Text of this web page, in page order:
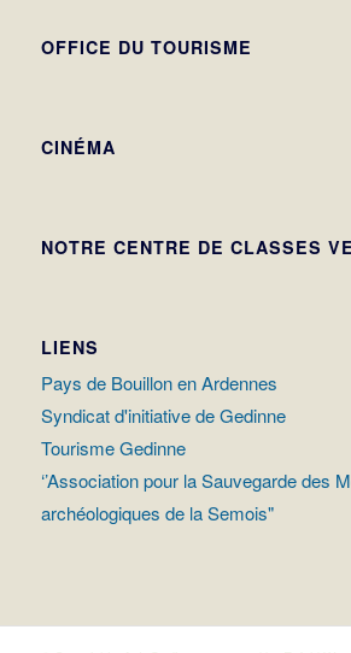
OFFICE DU TOURISME
CINÉMA
NOTRE CENTRE DE CLASSES
LIENS
Pays de Bouillon en Ardennes
Syndicat d'initiative de Gedinne
Tourisme Gedinne
‘’Association pour la Sauvegarde des
archéologiques de la Semois"